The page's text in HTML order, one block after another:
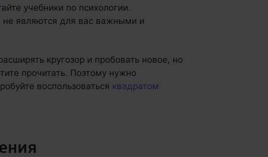
учебники по психологии.
не являются для вас важными и
кругозор и пробовать новое, но
прочитать. Поэтому нужно
воспользоваться квадратом